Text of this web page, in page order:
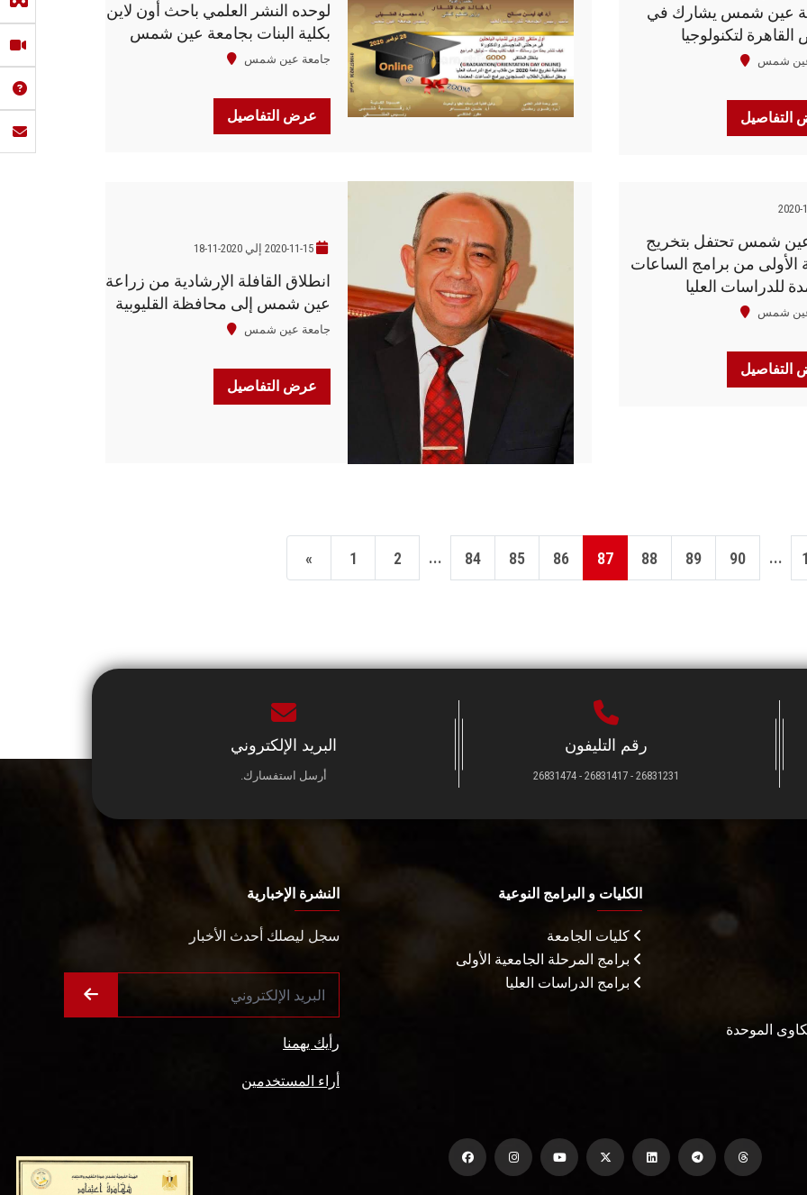
عين شمس يشارك في
لتكنولوجيا
والاتصالاتعين شمس
التفاصيل
لوحده النشر العلمي باحث أون لاين
بكلية البنات بجامعة عين شمس
جامعة عين شمس
عرض التفاصيل
2020-
شمس تحتفل بتخريج
الأولى من برامج الساعات
للدراسات العليا
عين شمس
التفاصيل
2020-11-15 إلي 2020-11-18
انطلاق القافلة الإرشادية من زراعة
عين شمس إلى محافظة القليوبية
جامعة عين شمس
عرض التفاصيل
« 1 2 ... 84 85 86 87 88 89 90 ...
رقم التليفون
26831231 - 26831417 - 26831474
البريد الإلكتروني
أرسل استفسارك.
الموحدة
الكليات و البرامج النوعية
كليات الجامعة
برامج المرحلة الجامعية الأولى
برامج الدراسات العليا
النشرة الإخبارية
سجل ليصلك أحدث الأخبار
رأيك يهمنا
أراء المستخدمين